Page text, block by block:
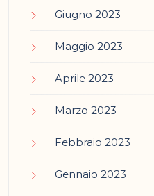
Giugno 2023
Maggio 2023
Aprile 2023
Marzo 2023
Febbraio 2023
Gennaio 2023